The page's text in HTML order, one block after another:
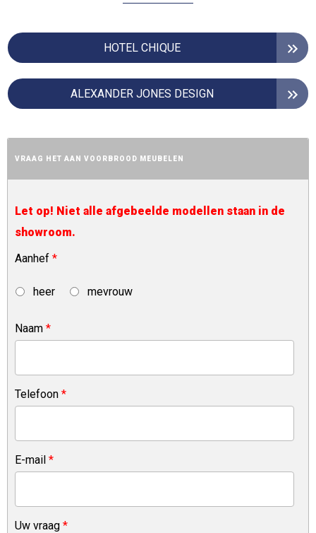
HOTEL CHIQUE
ALEXANDER JONES DESIGN
VRAAG HET AAN VOORBROOD MEUBELEN
Let op! Niet alle afgebeelde modellen staan in de
showroom.
Aanhef *
heer mevrouw
Naam *
Telefoon *
E-mail *
Uw vraag *